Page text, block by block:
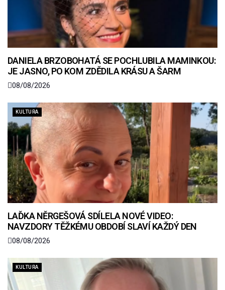
DANIELA BRZOBOHATÁ SE POCHLUBILA MAMINKOU:
JE JASNO, PO KOM ZDĚDILA KRÁSU A ŠARM
08/08/2026
KULTURA
LAĎKA NĚRGEŠOVÁ SDÍLELA NOVÉ VIDEO:
NAVZDORY TĚŽKÉMU OBDOBÍ SLAVÍ KAŽDÝ DEN
08/08/2026
KULTURA